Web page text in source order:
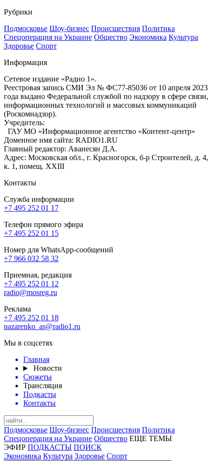
Рубрики
Подмосковье Шоу-бизнес Происшествия Политика
Спецоперация на Украине Общество Экономика Культура
Здоровье Спорт
Информация
Сетевое издание «Радио 1».
Реестровая запись СМИ Эл № ФС77-85036 от 10 апреля 2023
года выдано Федеральной службой по надзору в сфере связи,
информационных технологий и массовых коммуникаций
(Роскомнадзор).
Учредитель:
ГАУ МО «Информационное агентство «Контент-центр»
Доменное имя сайта: RADIO1.RU
Главный редактор: Аванесян Д.А.
Адрес: Московская обл., г. Красногорск, б-р Строителей, д. 4,
к. 1, помещ. XXIII
Контакты
Служба информации
+7 495 252 01 17
Телефон прямого эфира
+7 495 252 01 15
Номер для WhatsApp-сообщений
+7 966 032 58 32
Приемная, редакция
+7 495 252 01 12
radio@mosreg.ru
Реклама
+7 495 252 01 18
nazarenko_as@radio1.ru
Мы в соцсетях
Главная
Новости
Сюжеты
Трансляция
Подкасты
Контакты
Подмосковье Шоу-бизнес Происшествия Политика
Спецоперация на Украине Общество ЕЩЕ ТЕМЫ
ЭФИР ПОДКАСТЫ ПОИСК
Экономика Культура Здоровье Спорт